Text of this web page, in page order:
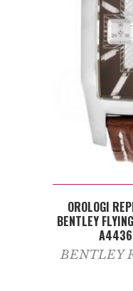
OROLOGI
BENTLEY
BENTLEY